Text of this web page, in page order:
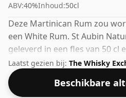
ABV:40%Inhoud:50cl
Deze Martinican Rum zou
een White Rum. St Aubin
geleverd in een fles van 50 cl
40%.
Laatst gezien bij: The Whisky
Beschikbare